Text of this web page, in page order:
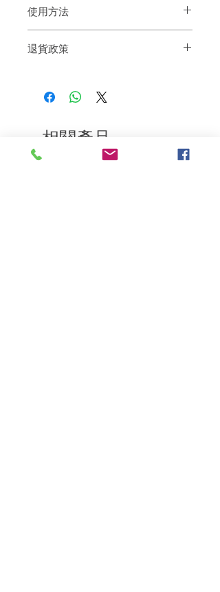
使用方法
然後沖洗乾淨。
退貨政策
到我們的產品後的前7天內通過電子郵件
相關產品